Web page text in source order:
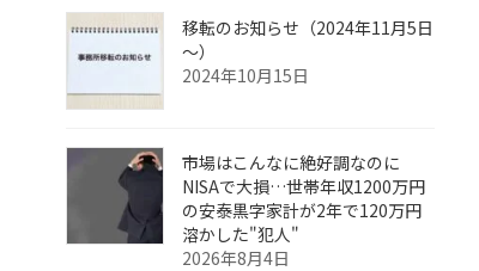
移転のお知らせ（2024年11月5日
～）
2024年10月15日
市場はこんなに絶好調なのに
NISAで大損…世帯年収1200万円
の安泰黒字家計が2年で120万円
溶かした"犯人"
2026年8月4日